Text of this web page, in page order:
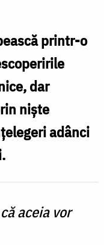
printr-o
dar
niște
adânci
aceia vor